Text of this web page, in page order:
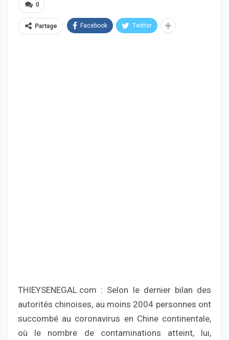
0
Partage Facebook Twitter
THIEYSENEGAL.com : Selon le dernier bilan des
autorités chinoises, au moins 2004 personnes ont
succombé au coronavirus en Chine continentale,
où le nombre de contaminations atteint, lui,